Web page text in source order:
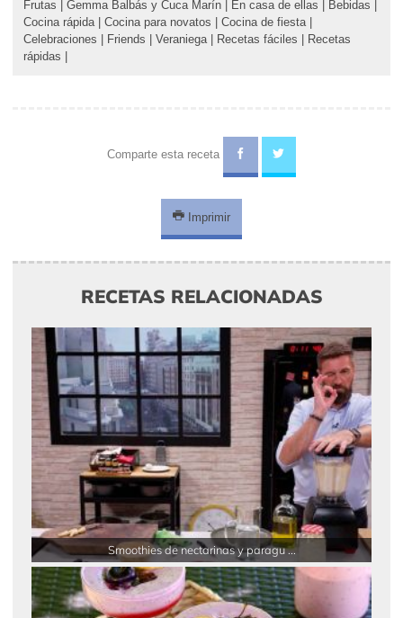
Frutas Gemma Balbás y Cuca Marín En casa de ellas Bebidas
Cocina rápida| Cocina para novatos Cocina de fiesta|
Celebraciones
Friends Veraniega| Recetas fáciles
Recetas
rápidas
Comparte esta receta
Imprimir
RECETAS RELACIONADAS
Smoothies de nectarinas y paragu ...